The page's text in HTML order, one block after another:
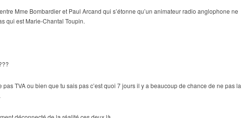
Mme Bombardier et Paul Arcand qui s’étonne qu’un animateur radio anglophone ne
qui est Marie-Chantal Toupin.
pas TVA ou bien que tu sais pas c’est quoi 7 jours il y a beaucoup de chance de ne pas la